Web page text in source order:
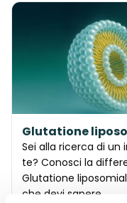
Glutatione
Sei alla ricerca di
te? Conosci la
Glutatione
che devi sapere…